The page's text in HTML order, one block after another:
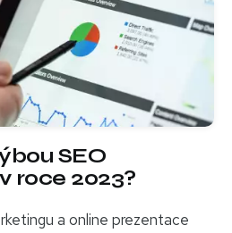
SEO
roce 2023?
a online prezentace